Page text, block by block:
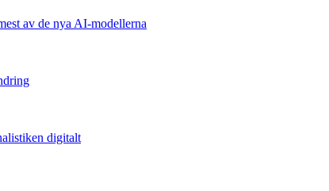
av de nya AI-modellerna
digitalt